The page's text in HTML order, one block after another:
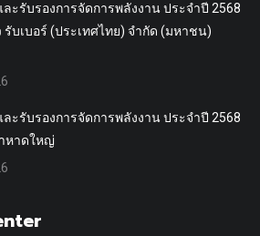
ะรับรองการจัดการพลังงาน ประจำปี 2568
รับเบอร์ (ประเทศไทย) จำกัด (มหาชน)
ะรับรองการจัดการพลังงาน ประจำปี 2568
หาดใหญ่